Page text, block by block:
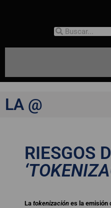
LA @
RIESGOS
La tokenización es la emisión